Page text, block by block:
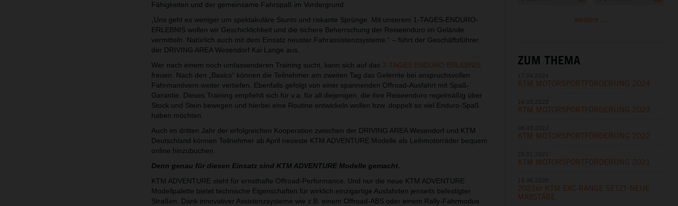
Fähigkeiten und der gemeinsame Fahrspaß im Vordergrund.
„Uns geht es weniger um spektakuläre Stunts und riskante Sprünge. Mit unserem 1-TAGES-ENDURO-
ERLEBNIS wollen wir Geschicklichkeit und die sichere Beherrschung der Reiseenduro im Gelände
vermitteln. Natürlich auch mit dem Einsatz neuster Fahrassistenzsysteme.“ – führt der Geschäftsführer
der DRIVING AREA Wesendorf Kai Lange aus.
Wer nach einem noch umfassenderen Training sucht, kann sich auf das 2-TAGES ENDURO ERLEBNIS
freuen. Nach den „Basics“ können die Teilnehmer am zweiten Tag das Gelernte bei anspruchsvollen
Fahrmanövern weiter vertiefen. Ebenfalls gefolgt von einer spannenden Offroad-Ausfahrt mit Spaß-
Garantie. Dieses Training empfiehlt sich für v.a. für all diejenigen, die ihre Reiseenduro regelmäßig über
Stock und Stein bewegen und hierbei eine Routine entwickeln wollen bzw. doppelt so viel Enduro-Spaß
haben möchten.
Auch im dritten Jahr der erfolgreichen Kooperation zwischen der DRIVING AREA Wesendorf und KTM
Deutschland können Teilnehmer ab April neueste KTM ADVENTURE Modelle als Leihmotorräder bequem
online hinzubuchen.
Denn genau für diesen Einsatz sind KTM ADVENTURE Modelle gemacht.
KTM ADVENTURE steht für ernsthafte Offroad-Performance. Und nur die neue KTM ADVENTURE
Modellpalette bietet technische Eigenschaften für wirklich einzigartige Ausfahrten jenseits befestigter
Straßen. Dank innovativer Assistenzsysteme wie z.B. einem Offroad-ABS oder einem Rally-Fahrmodus
weitere ...
ZUM THEMA
KTM MOTORSPORTFÖRDERUNG 2024
KTM MOTORSPORTFÖRDERUNG 2023
KTM MOTORSPORTFÖRDERUNG 2022
KTM MOTORSPORTFÖRDERUNG 2021
2021er KTM EXC-RANGE SETZT NEUE
MAßSTÄBE